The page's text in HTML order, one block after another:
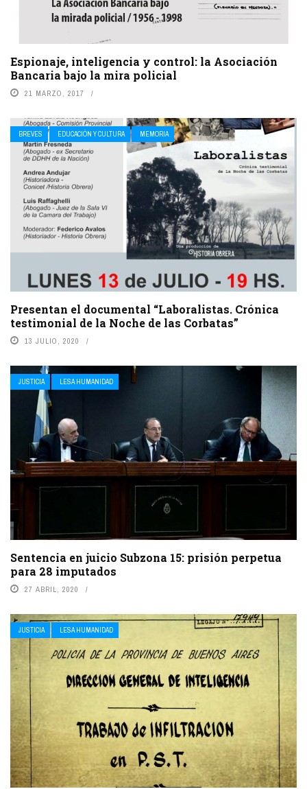
Espionaje, inteligencia y control: la Asociación
Bancaria bajo la mira policial
21 MARZO, 2017
BREVES EDUCACIÓN Y CULTURA MEMORIA
Presentan el documental “Laboralistas. Crónica
testimonial de la Noche de las Corbatas”
13 JULIO, 2020
JUSTICIA LESA HUMANIDAD
Sentencia en juicio Subzona 15: prisión perpetua
para 28 imputados
27 ABRIL, 2020
JUSTICIA LESA HUMANIDAD